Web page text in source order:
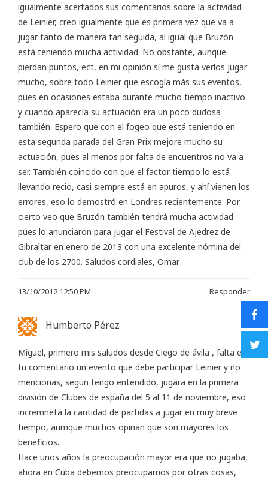
igualmente acertados sus comentarios sobre la actividad
de Leinier, creo igualmente que es primera vez que va a
jugar tanto de manera tan seguida, al igual que Bruzón
está teniendo mucha actividad. No obstante, aunque
pierdan puntos, ect, en mi opinión sí me gusta verlos jugar
mucho, sobre todo Leinier que escogía más sus eventos,
pues en ocasiones estaba durante mucho tiempo inactivo
y cuando aparecía su actuación era un poco dudosa
también. Espero que con el fogeo que está teniendo en
esta segunda parada del Gran Prix mejore mucho su
actuación, pues al menos por falta de encuentros no va a
ser. También coincido con que el factor tiempo lo está
llevando recio, casi siempre está en apuros, y ahí vienen los
errores, eso lo demostró en Londres recientemente. Por
cierto veo que Bruzón también tendrá mucha actividad
pues lo anunciaron para jugar el Festival de Ajedrez de
Gibraltar en enero de 2013 con una excelente nómina del
club de los 2700. Saludos cordiales, Omar
13/10/2012 12:50 PM Responder
Humberto Pérez
Miguel, primero mis saludos desde Ciego de ávila , falta en
tu comentario un evento que debe participar Leinier y no
mencionas, segun tengo entendido, jugara en la primera
división de Clubes de españa del 5 al 11 de noviembre, eso
incremneta la cantidad de partidas a jugar en muy breve
tiempo, aumque muchos opinan que son mayores los
beneficios.
Hace unos años la preocupación mayor era que no jugaba,
ahora en Cuba debemos preocuparnos por otras cosas,